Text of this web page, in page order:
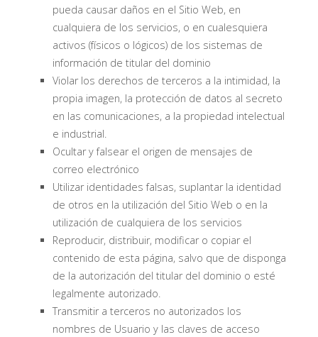
pueda causar daños en el Sitio Web, en
cualquiera de los servicios, o en cualesquiera
activos (físicos o lógicos) de los sistemas de
información de titular del dominio
Violar los derechos de terceros a la intimidad, la
propia imagen, la protección de datos al secreto
en las comunicaciones, a la propiedad intelectual
e industrial.
Ocultar y falsear el origen de mensajes de
correo electrónico
Utilizar identidades falsas, suplantar la identidad
de otros en la utilización del Sitio Web o en la
utilización de cualquiera de los servicios
Reproducir, distribuir, modificar o copiar el
contenido de esta página, salvo que de disponga
de la autorización del titular del dominio o esté
legalmente autorizado.
Transmitir a terceros no autorizados los
nombres de Usuario y las claves de acceso